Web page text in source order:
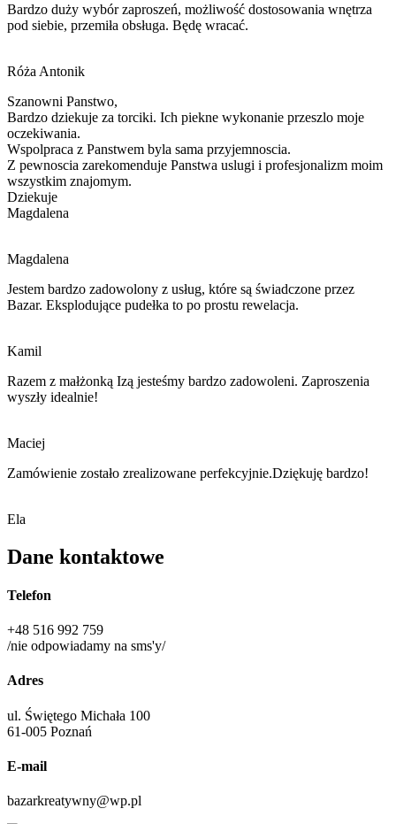
Bardzo duży wybór zaproszeń, możliwość dostosowania wnętrza
pod siebie, przemiła obsługa. Będę wracać.
Róża Antonik
Szanowni Panstwo,
Bardzo dziekuje za torciki. Ich piekne wykonanie przeszlo moje
oczekiwania.
Wspolpraca z Panstwem byla sama przyjemnoscia.
Z pewnoscia zarekomenduje Panstwa uslugi i profesjonalizm moim
wszystkim znajomym.
Dziekuje
Magdalena
Magdalena
Jestem bardzo zadowolony z usług, które są świadczone przez
Bazar. Eksplodujące pudełka to po prostu rewelacja.
Kamil
Razem z małżonką Izą jesteśmy bardzo zadowoleni. Zaproszenia
wyszły idealnie!
Maciej
Zamówienie zostało zrealizowane perfekcyjnie.Dziękuję bardzo!
Ela
Dane kontaktowe
Telefon
+48 516 992 759
/nie odpowiadamy na sms'y/
Adres
ul. Świętego Michała 100
61-005 Poznań
E-mail
bazarkreatywny@wp.pl